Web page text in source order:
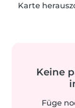
Karte
Keine
Füge